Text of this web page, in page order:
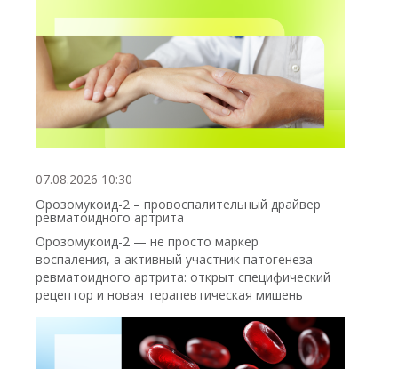
07.08.2026 10:30
Орозомукоид-2 – провоспалительный драйвер
ревматоидного артрита
Орозомукоид-2 — не просто маркер
воспаления, а активный участник патогенеза
ревматоидного артрита: открыт специфический
рецептор и новая терапевтическая мишень